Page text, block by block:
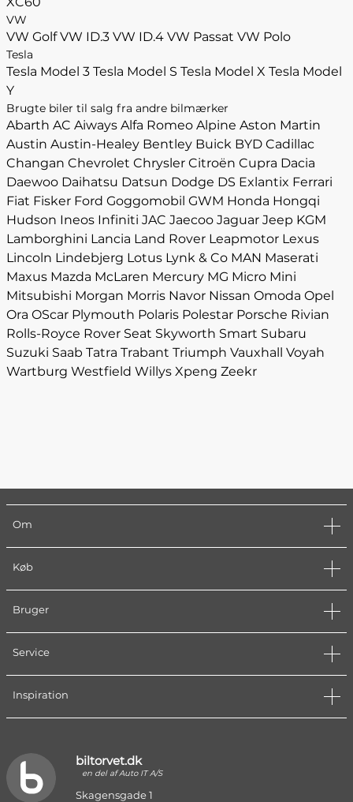
VW
VW Golf VW ID.3 VW ID.4 VW Passat VW Polo
Tesla
Tesla Model 3 Tesla Model S Tesla Model X Tesla Model
Y
Brugte biler til salg fra andre bilmærker
Abarth AC Aiways Alfa Romeo Alpine Aston Martin
Austin Austin-Healey Bentley Buick BYD Cadillac
Changan Chevrolet Chrysler Citroën Cupra Dacia
Daewoo Daihatsu Datsun Dodge DS Exlantix Ferrari
Fiat Fisker Ford Goggomobil GWM Honda Hongqi
Hudson Ineos Infiniti JAC Jaecoo Jaguar Jeep KGM
Lamborghini Lancia Land Rover Leapmotor Lexus
Lincoln Lindebjerg Lotus Lynk & Co MAN Maserati
Maxus Mazda McLaren Mercury MG Micro Mini
Mitsubishi Morgan Morris Navor Nissan Omoda Opel
Ora OScar Plymouth Polaris Polestar Porsche Rivian
Rolls-Royce Rover Seat Skyworth Smart Subaru
Suzuki Saab Tatra Trabant Triumph Vauxhall Voyah
Wartburg Westfield Willys Xpeng Zeekr
Om
Køb
Bruger
Service
Inspiration
biltorvet.dk
en del af Auto IT A/S
Skagensgade 1